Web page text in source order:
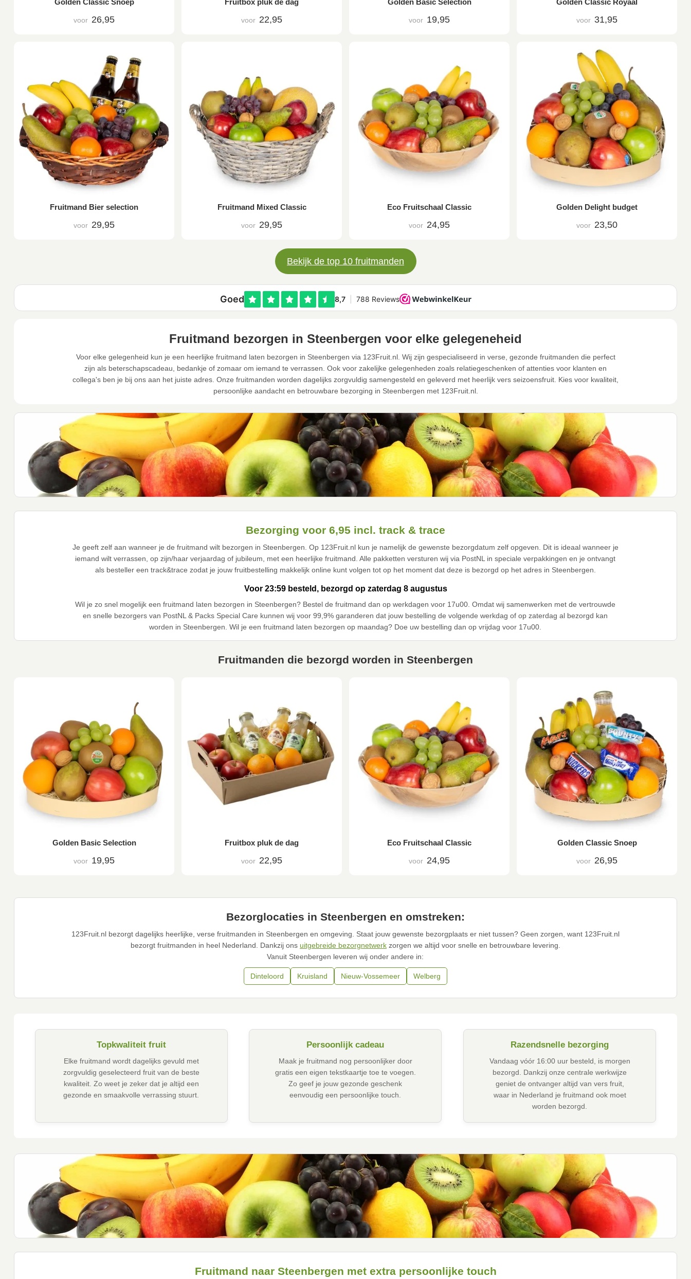
Golden Classic Snoep
voor 26,95
Fruitbox pluk de dag
voor 22,95
Golden Basic Selection
voor 19,95
Golden Classic Royaal
voor 31,95
Fruitmand Bier selection
voor 29,95
Fruitmand Mixed Classic
voor 29,95
Eco Fruitschaal Classic
voor 24,95
Golden Delight budget
voor 23,50
Bekijk de top 10 fruitmanden
Fruitmand bezorgen in Steenbergen voor elke gelegeneheid
Voor elke gelegenheid kun je een heerlijke fruitmand laten bezorgen in Steenbergen via 123Fruit.nl. Wij zijn gespecialiseerd in verse, gezonde fruitmanden die perfect
zijn als beterschapscadeau, bedankje of zomaar om iemand te verrassen. Ook voor zakelijke gelegenheden zoals relatiegeschenken of attenties voor klanten en
collega's ben je bij ons aan het juiste adres. Onze fruitmanden worden dagelijks zorgvuldig samengesteld en geleverd met heerlijk vers seizoensfruit. Kies voor kwaliteit,
persoonlijke aandacht en betrouwbare bezorging in Steenbergen met 123Fruit.nl.
Bezorging voor 6,95 incl. track & trace
Je geeft zelf aan wanneer je de fruitmand wilt bezorgen in Steenbergen. Op 123Fruit.nl kun je namelijk de gewenste bezorgdatum zelf opgeven. Dit is ideaal wanneer je
iemand wilt verrassen, op zijn/haar verjaardag of jubileum, met een heerlijke fruitmand. Alle pakketten versturen wij via PostNL in speciale verpakkingen en je ontvangt
als besteller een track&trace zodat je jouw fruitbestelling makkelijk online kunt volgen tot op het moment dat deze is bezorgd op het adres in Steenbergen.
Voor 23:59 besteld, bezorgd op zaterdag 8 augustus
Wil je zo snel mogelijk een fruitmand laten bezorgen in Steenbergen? Bestel de fruitmand dan op werkdagen voor 17u00. Omdat wij samenwerken met de vertrouwde
en snelle bezorgers van PostNL & Packs Special Care kunnen wij voor 99,9% garanderen dat jouw bestelling de volgende werkdag of op zaterdag al bezorgd kan
worden in Steenbergen. Wil je een fruitmand laten bezorgen op maandag? Doe uw bestelling dan op vrijdag voor 17u00.
Fruitmanden die bezorgd worden in Steenbergen
Golden Basic Selection
voor 19,95
Fruitbox pluk de dag
voor 22,95
Eco Fruitschaal Classic
voor 24,95
Golden Classic Snoep
voor 26,95
Bezorglocaties in Steenbergen en omstreken:
123Fruit.nl bezorgt dagelijks heerlijke, verse fruitmanden in Steenbergen en omgeving. Staat jouw gewenste bezorgplaats er niet tussen? Geen zorgen, want 123Fruit.nl
bezorgt fruitmanden in heel Nederland. Dankzij ons uitgebreide bezorgnetwerkzorgen we altijd voor snelle en betrouwbare levering.
Vanuit Steenbergen leveren wij onder andere in:
Dinteloord Kruisland Nieuw-Vossemeer Welberg
Topkwaliteit fruit
Elke fruitmand wordt dagelijks gevuld met
zorgvuldig geselecteerd fruit van de beste
kwaliteit. Zo weet je zeker dat je altijd een
gezonde en smaakvolle verrassing stuurt.
Persoonlijk cadeau
Maak je fruitmand nog persoonlijker door
gratis een eigen tekstkaartje toe te voegen.
Zo geef je jouw gezonde geschenk
eenvoudig een persoonlijke touch.
Razendsnelle bezorging
Vandaag vóór 16:00 uur besteld, is morgen
bezorgd. Dankzij onze centrale werkwijze
geniet de ontvanger altijd van vers fruit,
waar in Nederland je fruitmand ook moet
worden bezorgd.
Fruitmand naar Steenbergen met extra persoonlijke touch